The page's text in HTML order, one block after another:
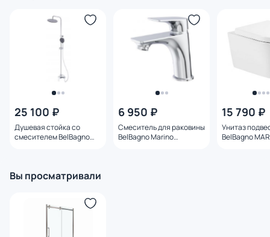
25 100 ₽
Душевая стойка со
смесителем BelBagno
6 950 ₽
Смеситель для раковины
BelBagno Marino
15 790 ₽
Унитаз
BelBagno
Вы просматривали